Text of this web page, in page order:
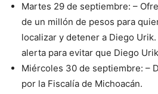
Martes 29 de septiembre: –
de un millón de pesos para
localizar y detener a Diego
alerta para evitar que Diego
Miércoles 30 de septiembre: –
por la Fiscalía de Michoacán.